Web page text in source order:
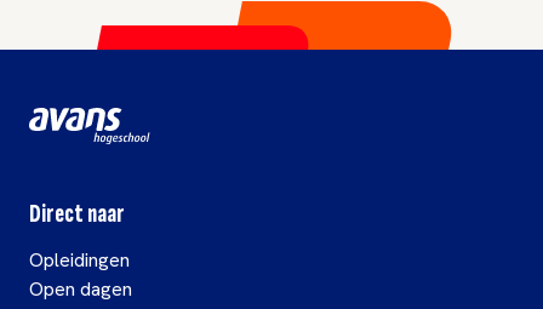
Direct naar
Opleidingen
Open dagen